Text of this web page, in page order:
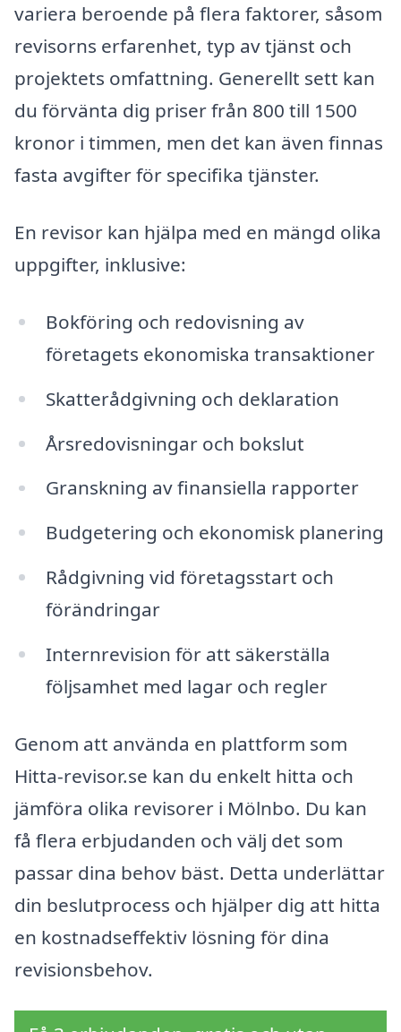
variera beroende på flera faktorer, såsom
revisorns erfarenhet, typ av tjänst och
projektets omfattning. Generellt sett kan
du förvänta dig priser från 800 till 1500
kronor i timmen, men det kan även finnas
fasta avgifter för specifika tjänster.
En revisor kan hjälpa med en mängd olika
uppgifter, inklusive:
Bokföring och redovisning av
företagets ekonomiska transaktioner
Skatterådgivning och deklaration
Årsredovisningar och bokslut
Granskning av finansiella rapporter
Budgetering och ekonomisk planering
Rådgivning vid företagsstart och
förändringar
Internrevision för att säkerställa
följsamhet med lagar och regler
Genom att använda en plattform som
Hitta-revisor.se kan du enkelt hitta och
jämföra olika revisorer i Mölnbo. Du kan
få flera erbjudanden och välj det som
passar dina behov bäst. Detta underlättar
din beslutprocess och hjälper dig att hitta
en kostnadseffektiv lösning för dina
revisionsbehov.